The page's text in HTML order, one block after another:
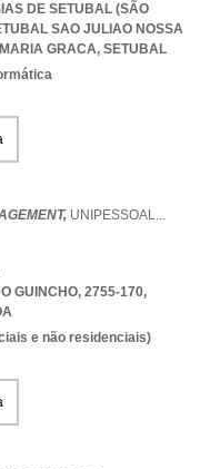
DE SETUBAL (SÃO
SAO JULIAO NOSSA
GRACA, SETUBAL
UNIPESSOAL...
GUINCHO, 2755-170,
e não residenciais)